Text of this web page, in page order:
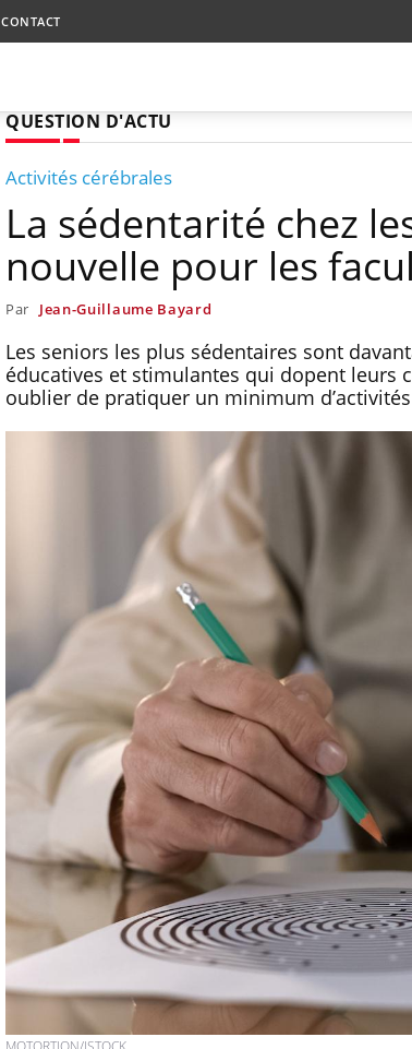
CONTACT
QUESTION D'ACTU
Activités cérébrales
La sédentarité chez
nouvelle pour les
Par Jean-Guillaume Bayard
Les seniors les plus sédentaires sont
éducatives et stimulantes qui dopent leurs
oublier de pratiquer un minimum
Comment éviter une otite
pendant les vacances ?
Hantavirus : un cas
détecté chez un touriste
en France
Mortalité infantile : un
rapport s’interroge sur
son taux élevé en France
sur